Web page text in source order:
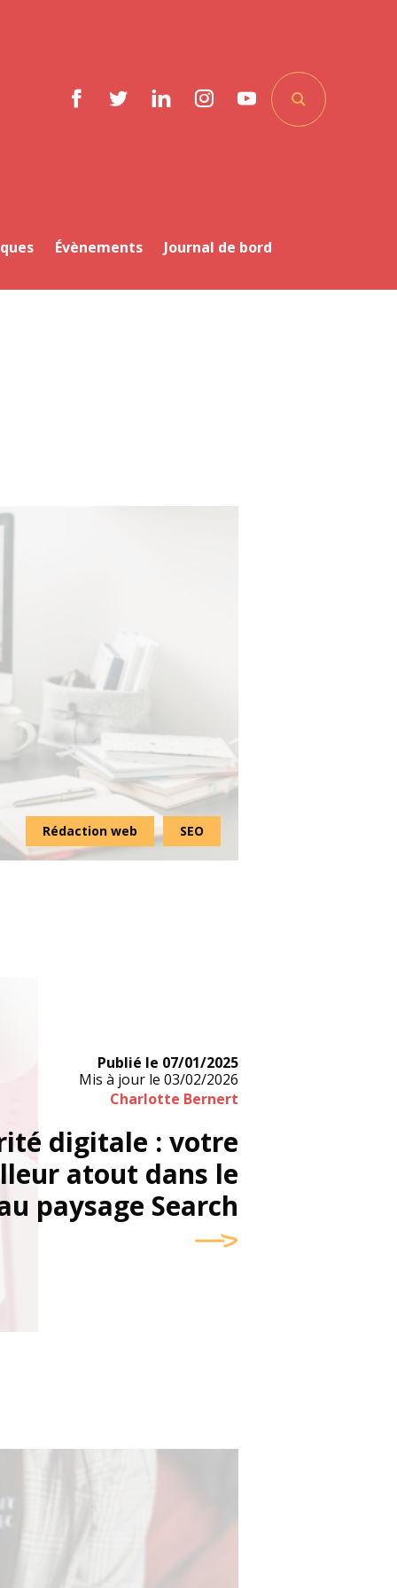
FacebookTwitterLinkedInInstagramYouTube
Évènements Journal de bord
Rédaction web SEO
Publié le 07/01/2025
Mis à jour le 03/02/2026
Charlotte Bernert
digitale : votre
atout dans le
paysage Search